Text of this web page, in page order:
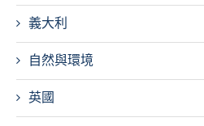
義大利
自然與環境
英國